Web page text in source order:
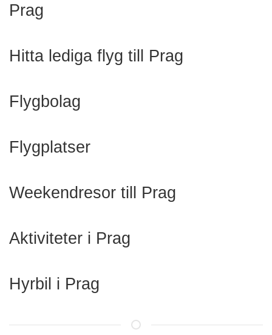
Prag
Hitta lediga flyg till Prag
Flygbolag
Flygplatser
Weekendresor till Prag
Aktiviteter i Prag
Hyrbil i Prag